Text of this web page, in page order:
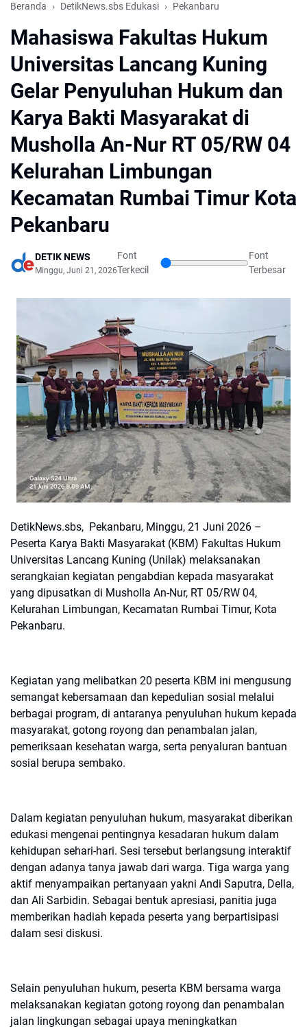
Beranda DetikNews.sbs Edukasi Pekanbaru
Mahasiswa Fakultas Hukum
Universitas Lancang Kuning
Gelar Penyuluhan Hukum dan
Karya Bakti Masyarakat di
Musholla An-Nur RT 05/RW 04
Kelurahan Limbungan
Kecamatan Rumbai Timur Kota
Pekanbaru
DETIK NEWS
Minggu, Juni 21, 2026
Font
Terkecil
Font
Terbesar
DetikNews.sbs, Pekanbaru, Minggu, 21 Juni 2026 –
Peserta Karya Bakti Masyarakat (KBM) Fakultas Hukum
Universitas Lancang Kuning (Unilak) melaksanakan
serangkaian kegiatan pengabdian kepada masyarakat
yang dipusatkan di Musholla An-Nur, RT 05/RW 04,
Kelurahan Limbungan, Kecamatan Rumbai Timur, Kota
Pekanbaru.
Kegiatan yang melibatkan 20 peserta KBM ini mengusung
semangat kebersamaan dan kepedulian sosial melalui
berbagai program, di antaranya penyuluhan hukum kepada
masyarakat, gotong royong dan penambalan jalan,
pemeriksaan kesehatan warga, serta penyaluran bantuan
sosial berupa sembako.
Dalam kegiatan penyuluhan hukum, masyarakat diberikan
edukasi mengenai pentingnya kesadaran hukum dalam
kehidupan sehari-hari. Sesi tersebut berlangsung interaktif
dengan adanya tanya jawab dari warga. Tiga warga yang
aktif menyampaikan pertanyaan yakni Andi Saputra, Della,
dan Ali Sarbidin. Sebagai bentuk apresiasi, panitia juga
memberikan hadiah kepada peserta yang berpartisipasi
dalam sesi diskusi.
Selain penyuluhan hukum, peserta KBM bersama warga
melaksanakan kegiatan gotong royong dan penambalan
jalan lingkungan sebagai upaya meningkatkan